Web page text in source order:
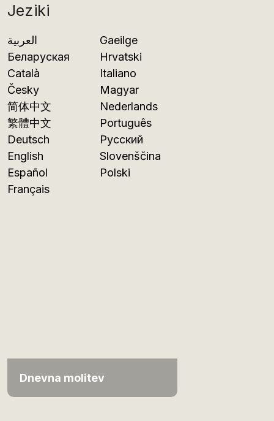
Jeziki
العربية
Беларуская
Català
Česky
简体中文
繁體中文
Deutsch
English
Español
Français
Gaeilge
Hrvatski
Italiano
Magyar
Nederlands
Português
Русский
Slovenščina
Polski
Dnevna molitev